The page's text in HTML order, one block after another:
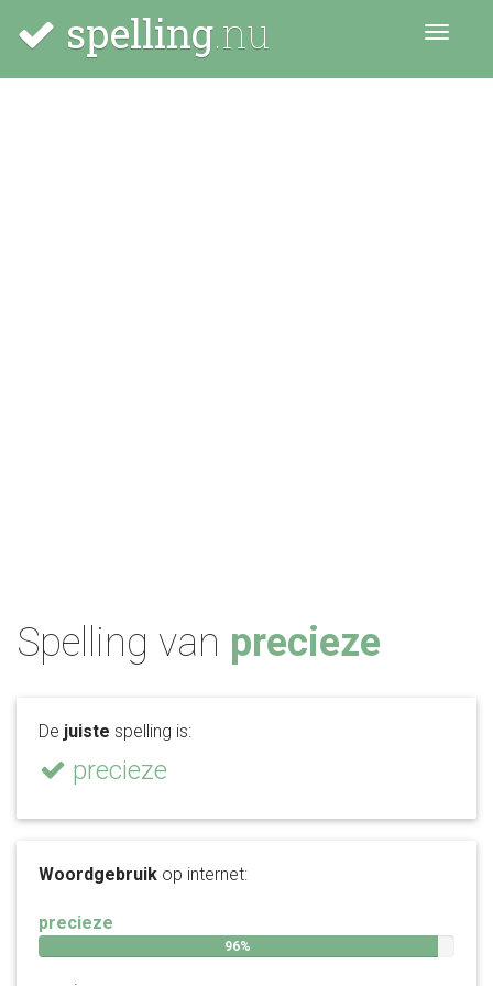
spelling.nu Menu
Spelling van precieze
De juiste spelling is:
precieze
Woordgebruik op internet:
precieze
96%